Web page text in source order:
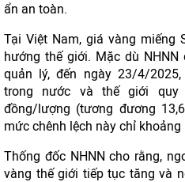
ẩn an toàn.
Tại Việt Nam, giá vàng miếng
hướng thế giới. Mặc dù
quản lý, đến ngày 23/4/
trong nước và thế giới
đồng/lượng (tương đương
mức chênh lệch này chỉ
Thống đốc NHNN cho rằng,
vàng thế giới tiếp tục tăng và